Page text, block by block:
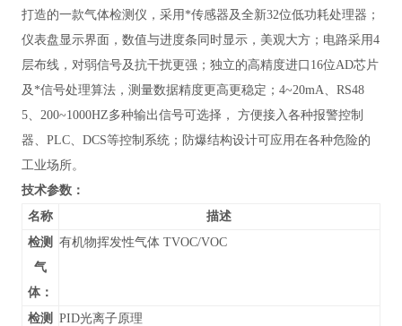
打造的一款气体检测仪，采用*传感器及全新32位低功耗处理器；
仪表盘显示界面，数值与进度条同时显示，美观大方；电路采用4
层布线，对弱信号及抗干扰更强；独立的高精度进口16位AD芯片
及*信号处理算法，测量数据精度更高更稳定；4~20mA、RS48
5、200~1000HZ多种输出信号可选择， 方便接入各种报警控制
器、PLC、DCS等控制系统；防爆结构设计可应用在各种危险的
工业场所。
技术参数：
名称
描述
检测
气
体：
有机物挥发性气体 TVOC/VOC
检测 PID光离子原理